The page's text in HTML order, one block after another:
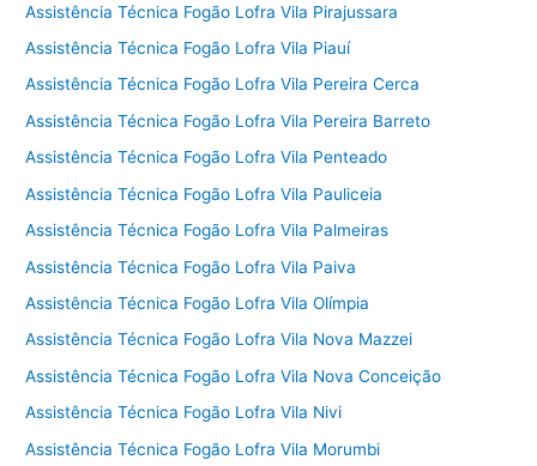
Assistência Técnica Fogão Lofra Vila Pirajussara
Assistência Técnica Fogão Lofra Vila Piauí
Assistência Técnica Fogão Lofra Vila Pereira Cerca
Assistência Técnica Fogão Lofra Vila Pereira Barreto
Assistência Técnica Fogão Lofra Vila Penteado
Assistência Técnica Fogão Lofra Vila Pauliceia
Assistência Técnica Fogão Lofra Vila Palmeiras
Assistência Técnica Fogão Lofra Vila Paiva
Assistência Técnica Fogão Lofra Vila Olímpia
Assistência Técnica Fogão Lofra Vila Nova Mazzei
Assistência Técnica Fogão Lofra Vila Nova Conceição
Assistência Técnica Fogão Lofra Vila Nivi
Assistência Técnica Fogão Lofra Vila Morumbi